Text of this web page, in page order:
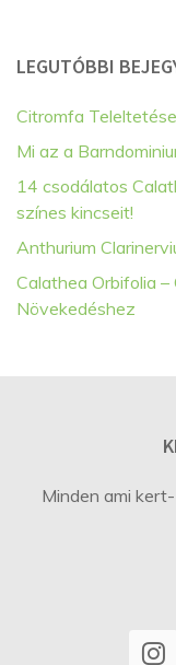
LEGUTÓBBI
Citromfa
Mi az a
14 csodálatos
színes kincseit!
Anthurium
Calathea Orbifolia
Növekedéshez
Minden ami